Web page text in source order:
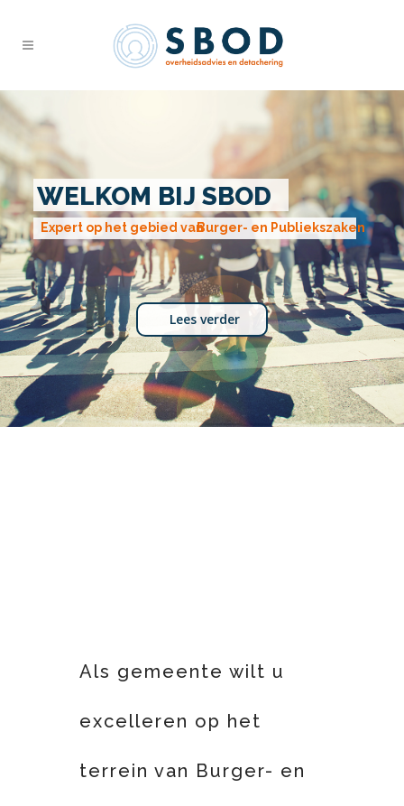
Lees verder
WELKOM BIJ SBOD
Expert op het gebied vanBurger- en Publiekszaken
Als gemeente wilt u
excelleren op het
terrein van Burger- en